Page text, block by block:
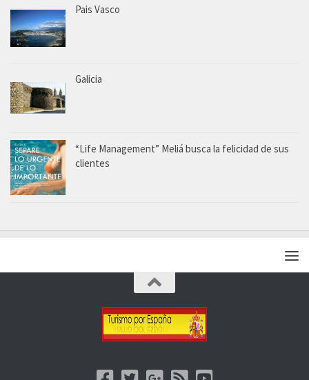
Pais Vasco
Galicia
“Life Management” Meliá busca la felicidad de sus
clientes